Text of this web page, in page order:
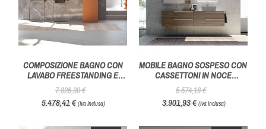
COMPOSIZIONE BAGNO CON
LAVABO FREESTANDING E
PORTASALVIETTE IN METALLO -
AZZURRA BAGNI
7.826,30 €
5.478,41 €(iva inclusa)
MOBILE BAGNO SOSPESO CON
CASSETTONI IN NOCE
COMPOSIZIONE ALL 13 -
AZZURRA BAGNI
5.574,18 €
3.901,93 €(iva inclusa)